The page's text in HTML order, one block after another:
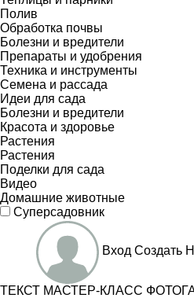
Полив
Обработка почвы
Болезни и вредители
Препараты и удобрения
Техника и инструменты
Семена и рассада
Идеи для сада
Болезни и вредители
Красота и здоровье
Растения
Растения
Поделки для сада
Видео
Домашние животные
Суперсадовник
Вход Создать
ТЕКСТ МАСТЕР-КЛАСС